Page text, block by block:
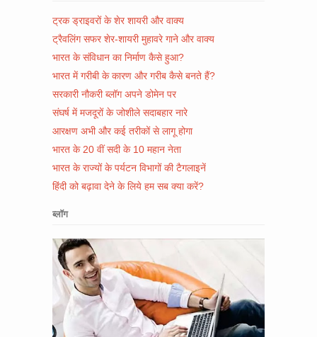
ट्रक ड्राइवरों के शेर शायरी और वाक्य
ट्रैवलिंग सफर शेर-शायरी मुहावरे गाने और वाक्य
भारत के संविधान का निर्माण कैसे हुआ?
भारत में गरीबी के कारण और गरीब कैसे बनते हैं?
सरकारी नौकरी ब्लॉग अपने डोमेन पर
संघर्ष में मजदूरों के जोशीले सदाबहार नारे
आरक्षण अभी और कई तरीकों से लागू होगा
भारत के 20 वीं सदी के 10 महान नेता
भारत के राज्यों के पर्यटन विभागों की टैगलाइनें
हिंदी को बढ़ावा देने के लिये हम सब क्या करें?
ब्लॉग